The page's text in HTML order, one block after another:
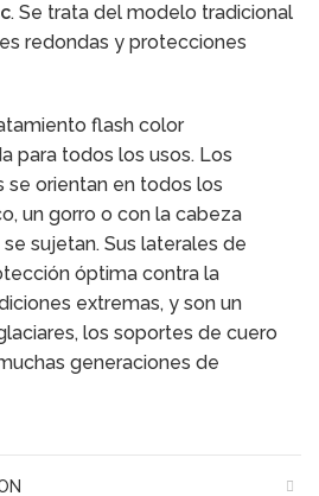
. Se trata del modelo tradicional
redondas y protecciones
flash color
para todos los usos. Los
se orientan en todos los
un gorro o con la cabeza
sujetan. Sus laterales de
óptima contra la
extremas, y son un
los soportes de cuero
generaciones de